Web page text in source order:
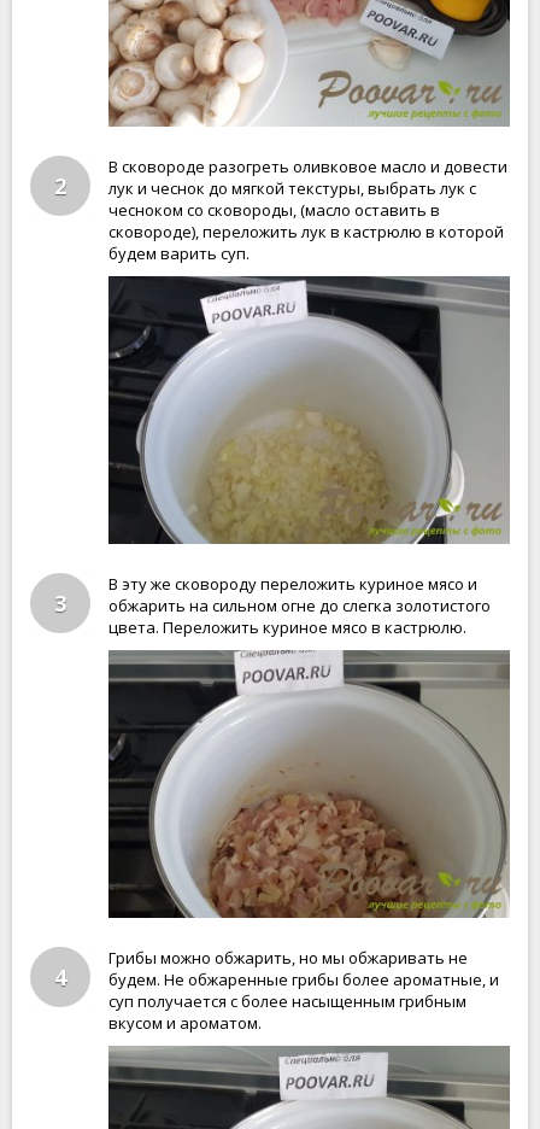
2
В сковороде разогреть оливковое масло и довести
лук и чеснок до мягкой текстуры, выбрать лук с
чесноком со сковороды, (масло оставить в
сковороде), переложить лук в кастрюлю в которой
будем варить суп.
3
В эту же сковороду переложить куриное мясо и
обжарить на сильном огне до слегка золотистого
цвета. Переложить куриное мясо в кастрюлю.
4
Грибы можно обжарить, но мы обжаривать не
будем. Не обжаренные грибы более ароматные, и
суп получается с более насыщенным грибным
вкусом и ароматом.